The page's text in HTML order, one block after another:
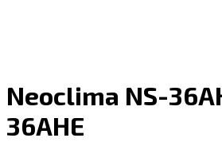
Neoclima NS-
36AHE